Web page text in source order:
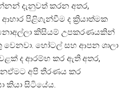
දැනුවත් කරන අතර,
පිළිගැන්වීම ද ක්‍රියාත්මක
කිසියම් උපකරණයකින්
වෙනවා. හෝටල් සහ ආපන ශාලා
ද ආරම්භ කර ඇති අතර,
අපි තීරණය කර
කියා සිටියේය.